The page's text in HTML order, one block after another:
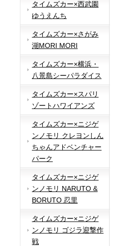
タイムズカー×西武園
ゆうえんち
タイムズカー×さがみ
湖MORI MORI
タイムズカー×横浜・
八景島シーパラダイス
タイムズカー×スパリ
ゾートハワイアンズ
タイムズカー×ニジゲ
ンノモリ クレヨンしん
ちゃんアドベンチャー
パーク
タイムズカー×ニジゲ
ンノモリ NARUTO &
BORUTO 忍里
タイムズカー×ニジゲ
ンノモリ ゴジラ迎撃作
戦